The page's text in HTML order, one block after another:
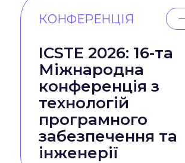
КОНФЕРЕНЦІЯ
ICSTE 2026: 16-та
Міжнародна
конференція з
технологій
програмного
забезпечення та
інженерії